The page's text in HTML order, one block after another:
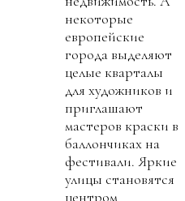
некоторые
европейские
города выделяют
целые кварталы
для художников и
приглашают
мастеров краски в
баллончиках на
фестивали. Яркие
улицы становятся
центром